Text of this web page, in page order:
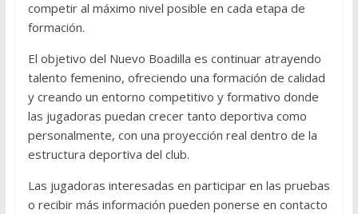
competir al máximo nivel posible en cada etapa de
formación.
El objetivo del Nuevo Boadilla es continuar atrayendo
talento femenino, ofreciendo una formación de calidad
y creando un entorno competitivo y formativo donde
las jugadoras puedan crecer tanto deportiva como
personalmente, con una proyección real dentro de la
estructura deportiva del club.
Las jugadoras interesadas en participar en las pruebas
o recibir más información pueden ponerse en contacto